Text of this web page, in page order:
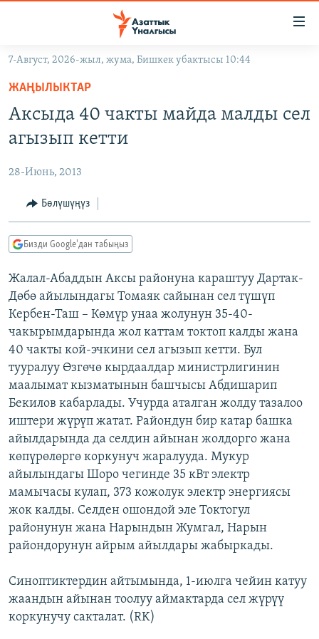
Навигацияга
өтүңүз
Издөөгө
салыңыз
ЭКОНОМИКА
МАДАНИЯТ
БОРБОР АЗИЯ
АТАЙЫН ИЛИКТӨӨ
ТВ ПРОГРАММАЛАР
ЭКСПЕРТТЕР ТАЛДАЙТ
БИЗ ЖАНА ДҮЙНӨ
ДАНИСТЕ
ЭЖЕ-СИҢДИЛЕР
ЫҢГАЙСЫЗ СУРООЛОР
ӨЗГӨЧӨ ПИКИР
Русский
ОНЛАЙН ШЕРИНЕ
ЭЕ/АРнун бардык сайттары
7-Август, 2026-жыл, жума, Бишкек убактысы 10:44
ЖАҢЫЛЫКТАР
Аксыда 40 чакты майда малды сел
агызып кетти
28-Июнь, 2013
Бөлүшүңүз
Бизди Google'дан табыңыз
Жалал-Абаддын Аксы районуна караштуу Дартак-
Дөбө айылындагы Томаяк сайынан сел түшүп
Кербен-Таш – Көмүр унаа жолунун 35-40-
чакырымдарында жол каттам токтоп калды жана
40 чакты кой-эчкини сел агызып кетти. Бул
тууралуу Өзгөчө кырдаалдар министрлигинин
маалымат кызматынын башчысы Абдишарип
Бекилов кабарлады. Учурда аталган жолду тазалоо
иштери жүрүп жатат. Райондун бир катар башка
айылдарында да селдин айынан жолдорго жана
көпүрөлөргө коркунуч жаралууда. Мукур
айылындагы Шоро чегинде 35 кВт электр
мамычасы кулап, 373 кожолук электр энергиясы
жок калды. Селден ошондой эле Токтогул
районунун жана Нарындын Жумгал, Нарын
райондорунун айрым айылдары жабыркады.
Синоптиктердин айтымында, 1-июлга чейин катуу
жаандын айынан тоолуу аймактарда сел жүрүү
коркунучу сакталат. (RK)